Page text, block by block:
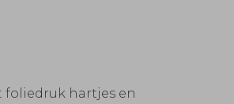
hartjes en